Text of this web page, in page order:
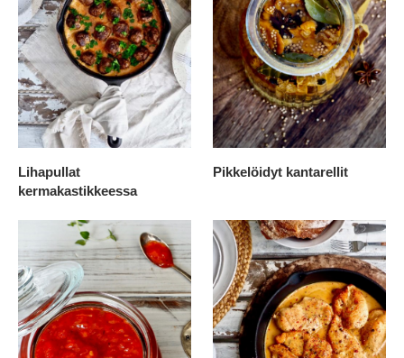
Lihapullat
kermakastikkeessa
Pikkelöidyt kantarellit